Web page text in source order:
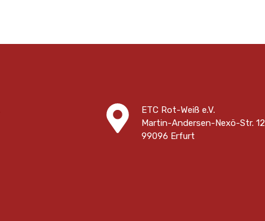
ETC Rot-Weiß e.V.
Martin-Andersen-Nexö-Str. 12
99096 Erfurt